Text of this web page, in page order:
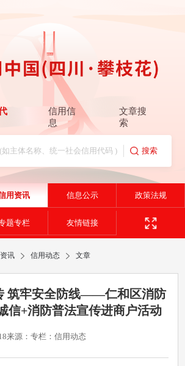
信用信
息
文章搜
索
用资讯 信息公示 政策法规
题专栏 友情链接
讯 信用动态 文章
筑牢安全防线——仁和区消防
信+消防普法宣传进商户活动
来源：专栏：信用动态